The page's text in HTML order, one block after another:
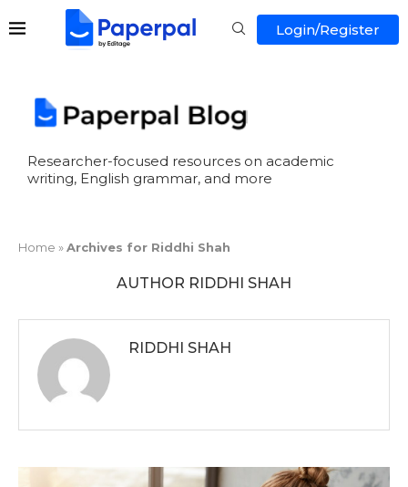
Login/Register
Researcher-focused resources on academic
writing, English grammar, and more
Home »Archives for Riddhi Shah
AUTHOR RIDDHI SHAH
RIDDHI SHAH